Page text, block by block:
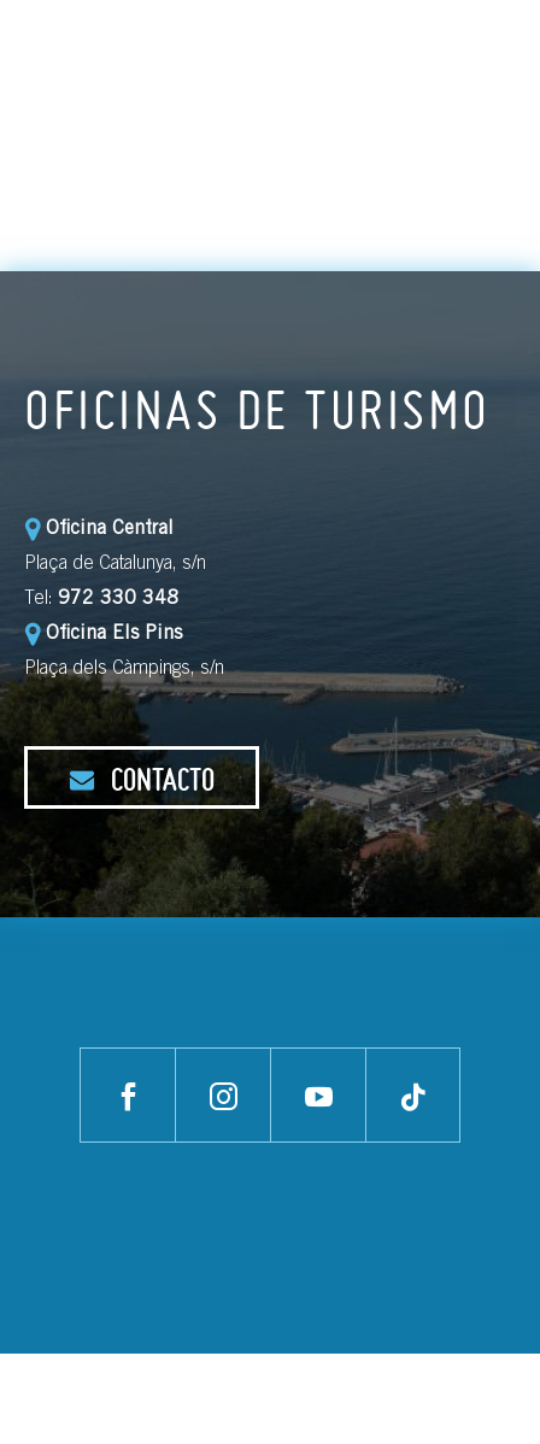
OFICINAS DE TURISMO
Oficina Central
Plaça de Catalunya, s/n
Tel: 972 330 348
Oficina Els Pins
Plaça dels Càmpings, s/n
CONTACTO